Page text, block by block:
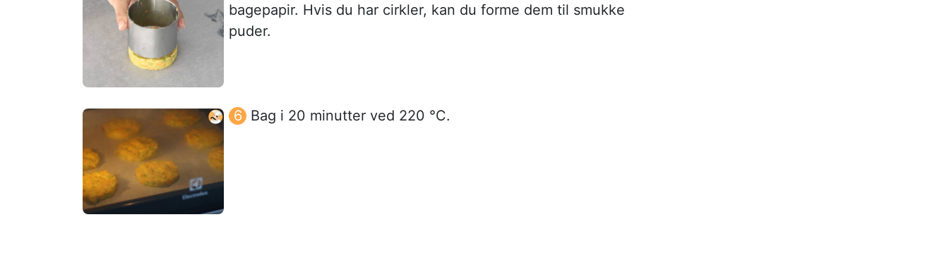
bagepapir. Hvis du har cirkler, kan du forme dem til smukke
puder.
Bag i 20 minutter ved 220 °C.